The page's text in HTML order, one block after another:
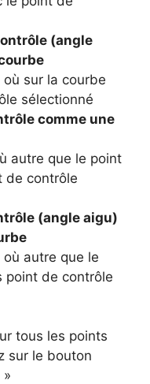
(angle
sur la courbe
sélectionné
comme une
autre que le point
de contrôle
(angle aigu)
autre que le
point de contrôle
tous les points
sur le bouton